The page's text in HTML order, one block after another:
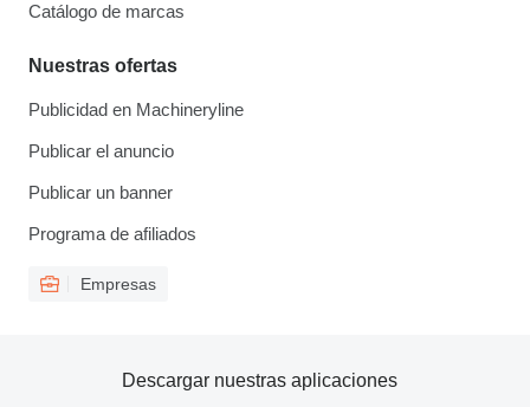
Catálogo de marcas
Nuestras ofertas
Publicidad en Machineryline
Publicar el anuncio
Publicar un banner
Programa de afiliados
Empresas
Descargar nuestras aplicaciones